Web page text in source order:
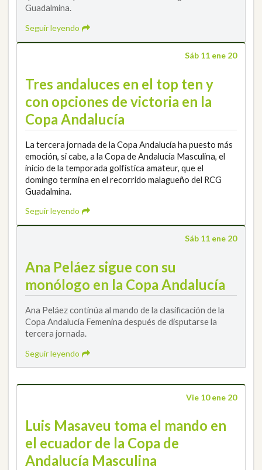
Guadalmina.
Seguir leyendo
Sáb 11 ene 20
Tres andaluces en el top ten y
con opciones de victoria en la
Copa Andalucía
La tercera jornada de la Copa Andalucía ha puesto más
emoción, si cabe, a la Copa de Andalucía Masculina, el
inicio de la temporada golfística amateur, que el
domingo termina en el recorrido malagueño del RCG
Guadalmina.
Seguir leyendo
Sáb 11 ene 20
Ana Peláez sigue con su
monólogo en la Copa Andalucía
Ana Peláez continúa al mando de la clasificación de la
Copa Andalucía Femenina después de disputarse la
tercera jornada.
Seguir leyendo
Vie 10 ene 20
Luis Masaveu toma el mando en
el ecuador de la Copa de
Andalucía Masculina